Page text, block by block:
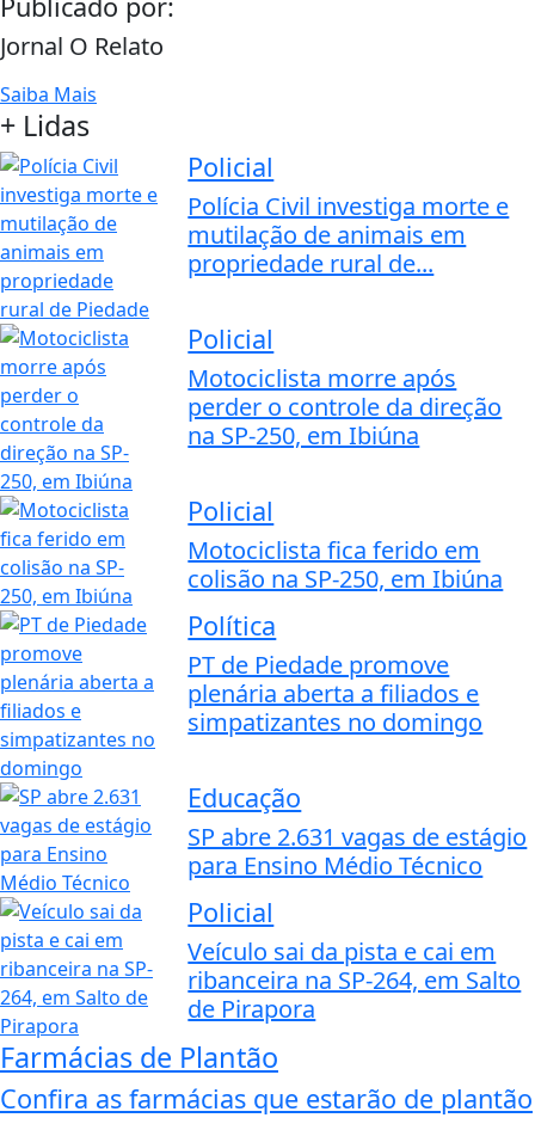
Jornal O Relato
Saiba Mais
+ Lidas
Policial
Polícia Civil investiga morte e
mutilação de animais em
propriedade rural de...
Policial
Motociclista morre após
perder o controle da direção
na SP-250, em Ibiúna
Policial
Motociclista fica ferido em
colisão na SP-250, em Ibiúna
Política
PT de Piedade promove
plenária aberta a filiados e
simpatizantes no domingo
Educação
SP abre 2.631 vagas de estágio
para Ensino Médio Técnico
Policial
Veículo sai da pista e cai em
ribanceira na SP-264, em Salto
de Pirapora
Farmácias de Plantão
Confira as farmácias que estarão de plantão